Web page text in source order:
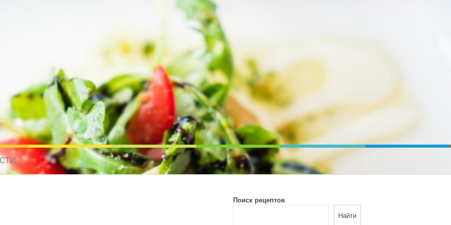
рецепты для всех
РЕЦЕПТЫ ДЛЯ МУЛЬТИВАРКИ. РЕЦЕПТЫ ДЛЯ МИКРОВОЛНОВОЙ ПЕЧИ. ДИЕТИЧЕСКОЕ ПИТАНИЕ
Поиск рецептов
Найти